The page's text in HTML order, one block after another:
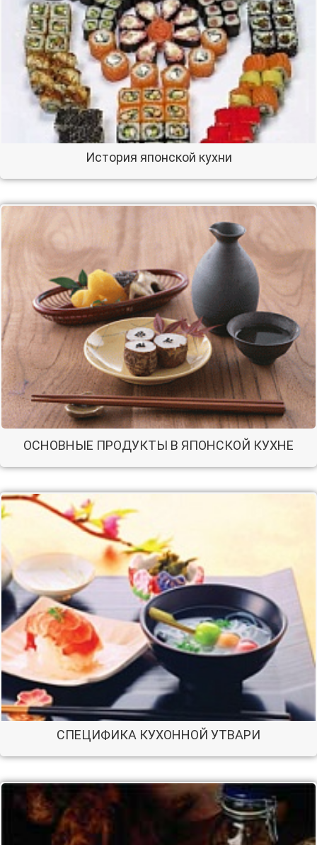
История японской кухни
ОСНОВНЫЕ ПРОДУКТЫ В ЯПОНСКОЙ КУХНЕ
СПЕЦИФИКА КУХОННОЙ УТВАРИ